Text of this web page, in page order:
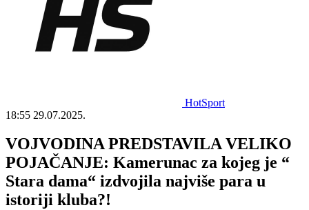
HotSport
18:55 29.07.2025.
VOJVODINA PREDSTAVILA VELIKO
POJAČANJE: Kamerunac za kojeg je “
Stara dama“ izdvojila najviše para u
istoriji kluba?!